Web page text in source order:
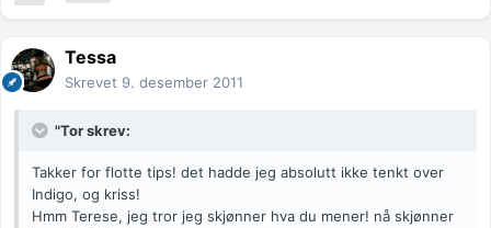
Tessa
Skrevet 9. desember 2011
"Tor skrev:
Takker for flotte tips! det hadde jeg absolutt ikke tenkt over
Indigo, og kriss!
Hmm Terese, jeg tror jeg skjønner hva du mener! nå skjønner